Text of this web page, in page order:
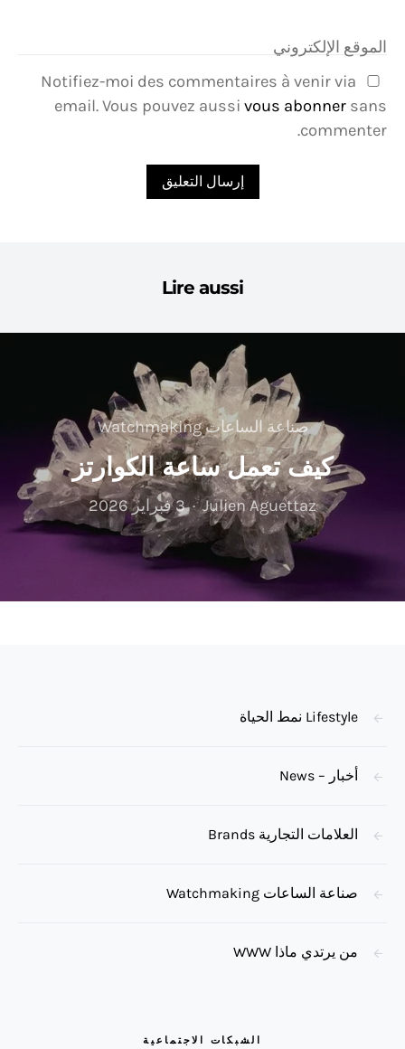
الموقع الإلكتروني
Notifiez-moi des commentaires à venir via
email. Vous pouvez aussi vous abonner sans
commenter.
Lire aussi
صناعة الساعات Watchmaking
كيف تعمل ساعة الكوارتز
Julien Aguettaz 3 فبراير 2026
Lifestyle نمط الحياة
أخبار – News
العلامات التجارية Brands
صناعة الساعات Watchmaking
من يرتدي ماذا WWW
الشبكات الاجتماعية